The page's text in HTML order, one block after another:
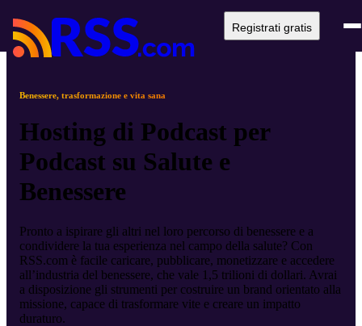
Registrati gratis
Benessere, trasformazione e vita sana
Hosting di Podcast per
Podcast su Salute e
Benessere
Pronto a ispirare gli altri nel loro percorso di benessere e a
condividere la tua esperienza nel campo della salute? Con
RSS.com è facile caricare, pubblicare, monetizzare e accedere
all’industria del benessere, che vale 1,5 trilioni di dollari. Avrai
a disposizione gli strumenti per costruire un brand orientato alla
missione, capace di trasformare vite e creare un impatto
duraturo.